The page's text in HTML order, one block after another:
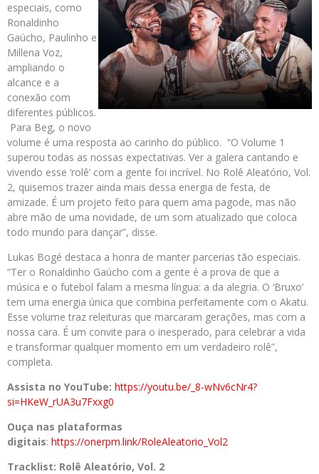
especiais, como
Ronaldinho
Gaúcho, Paulinho e
Millena Voz,
ampliando o
alcance e a
conexão com
diferentes públicos.
Para Beg, o novo
volume é uma resposta ao carinho do público. “O Volume 1
superou todas as nossas expectativas. Ver a galera cantando e
vivendo esse ‘rolê’ com a gente foi incrível. No Rolê Aleatório, Vol.
2, quisemos trazer ainda mais dessa energia de festa, de
amizade. É um projeto feito para quem ama pagode, mas não
abre mão de uma novidade, de um som atualizado que coloca
todo mundo para dançar”, disse.
Lukas Bogé destaca a honra de manter parcerias tão especiais.
“Ter o Ronaldinho Gaúcho com a gente é a prova de que a
música e o futebol falam a mesma língua: a da alegria. O ‘Bruxo’
tem uma energia única que combina perfeitamente com o Akatu.
Esse volume traz releituras que marcaram gerações, mas com a
nossa cara. É um convite para o inesperado, para celebrar a vida
e transformar qualquer momento em um verdadeiro rolê”,
completa.
Assista no YouTube: https://youtu.be/_8-wNv6cNr4?
si=HKeW_rUA3u7Fxxg0
Ouça nas plataformas
digitais: https://onerpm.link/RoleAleatorio_Vol2
Tracklist: Rolê Aleatório, Vol. 2